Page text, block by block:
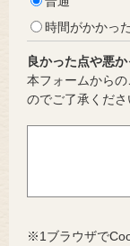
時間がかかった
良かった点や悪
本フォームから
のでご了承くださ
※1ブラウザで